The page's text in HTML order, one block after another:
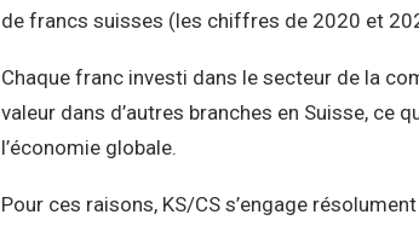
de francs suisses (les chiffres de 2020 et
Chaque franc investi dans le secteur de la
valeur dans d’autres branches en Suisse, ce
l’économie globale.
Pour ces raisons, KS/CS s’engage